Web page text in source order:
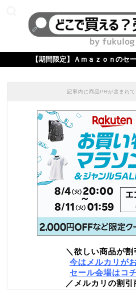
【期間限定】Ａｍａｚｏｎのセ
記事内に商品PRが含まれて
＼欲しい商品が割
今はメルカリが
セール会場はコ
／メルカリの割引